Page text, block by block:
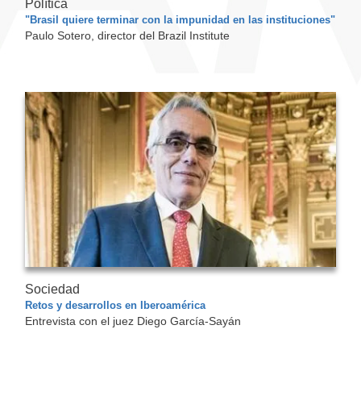
Política
"Brasil quiere terminar con la impunidad en las instituciones"
Paulo Sotero, director del Brazil Institute
Sociedad
Retos y desarrollos en Iberoamérica
Entrevista con el juez Diego García-Sayán